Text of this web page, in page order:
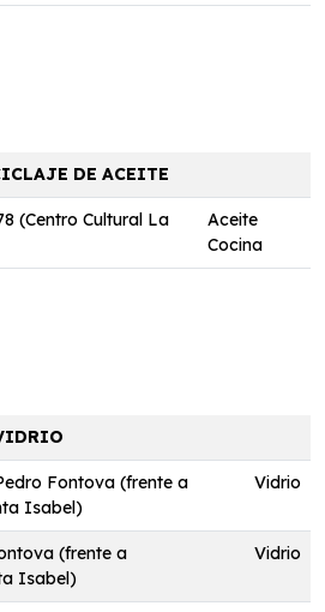
DE ACEITE
(Centro Cultural La
Aceite
Cocina
Fontova (frente a
Isabel)
Vidrio
(frente a
Isabel)
Vidrio